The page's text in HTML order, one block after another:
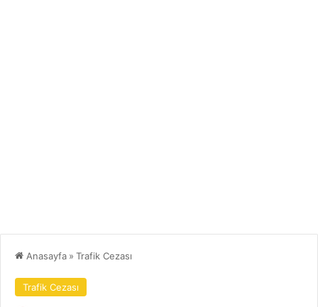
Anasayfa » Trafik Cezası
Trafik Cezası